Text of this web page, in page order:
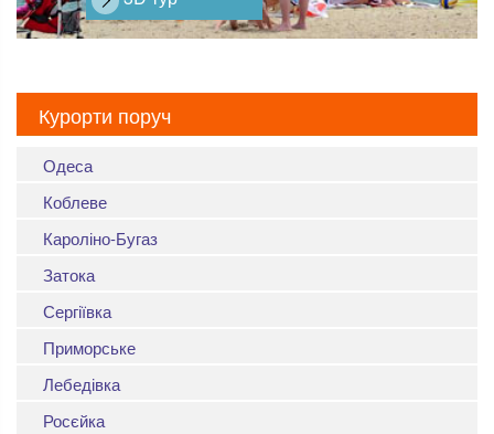
Курорти поруч
Одеса
Коблеве
Кароліно-Бугаз
Затока
Сергіївка
Приморське
Лебедівка
Росєйка